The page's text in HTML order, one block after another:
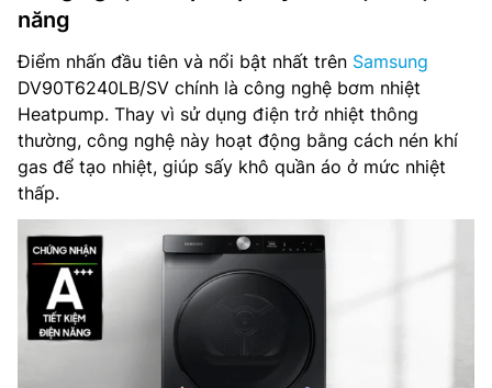
năng
Điểm nhấn đầu tiên và nổi bật nhất trên Samsung
DV90T6240LB/SV chính là công nghệ bơm nhiệt
Heatpump. Thay vì sử dụng điện trở nhiệt thông
thường, công nghệ này hoạt động bằng cách nén khí
gas để tạo nhiệt, giúp sấy khô quần áo ở mức nhiệt
thấp.